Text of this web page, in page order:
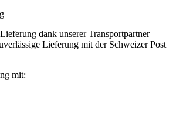
dank unserer Transportpartner
Lieferung mit der Schweizer Post
mit: